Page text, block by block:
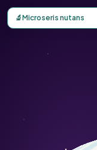
Carte d'observation
🔬Microseris nutans